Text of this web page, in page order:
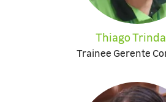
Thiago
Trainee Gerente